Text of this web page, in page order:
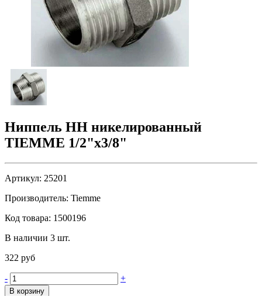
Ниппель НН никелированный
TIEMME 1/2"x3/8"
Артикул: 25201
Производитель: Tiemme
Код товара: 1500196
В наличии 3 шт.
322 руб
- +
В корзину